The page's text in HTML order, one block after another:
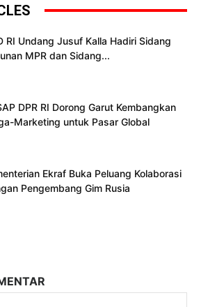
RI Undang Jusuf Kalla Hadiri Sidang
MPR dan Sidang...
DPR RI Dorong Garut Kembangkan
Marketing untuk Pasar Global
Ekraf Buka Peluang Kolaborasi
Pengembang Gim Rusia